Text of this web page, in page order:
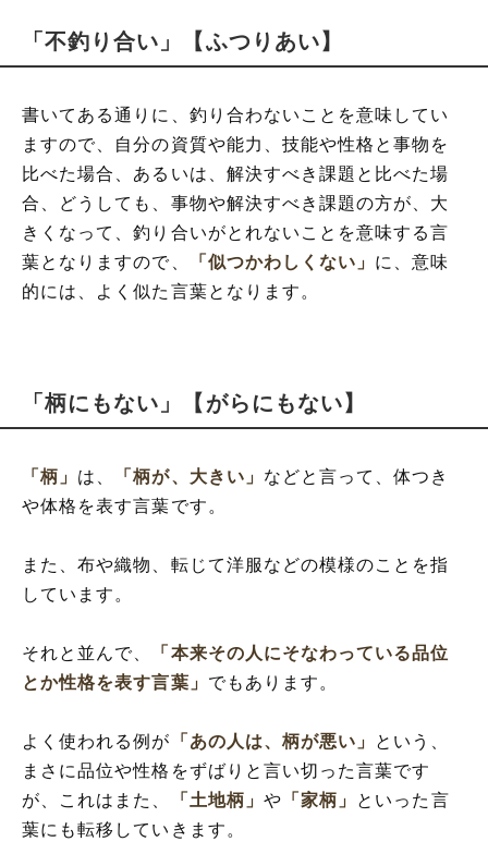
「不釣り合い」【ふつりあい】
書いてある通りに、釣り合わないことを意味してい
ますので、自分の資質や能力、技能や性格と事物を
比べた場合、あるいは、解決すべき課題と比べた場
合、どうしても、事物や解決すべき課題の方が、大
きくなって、釣り合いがとれないことを意味する言
葉となりますので、
「似つかわしくない」 に、意味
的には、よく似た言葉となります。
「柄にもない」【がらにもない】
「柄」 は、 「柄が、大きい」 などと言って、体つき
や体格を表す言葉です。
また、布や織物、転じて洋服などの模様のことを指
しています。
それと並んで、
「本来その人にそなわっている品位
とか性格を表す言葉」 でもあります。
よく使われる例が 「あの人は、柄が悪い」
という、
まさに品位や性格をずばりと言い切った言葉です
が、これはまた、
「土地柄」 や 「家柄」
といった言
葉にも転移していきます。